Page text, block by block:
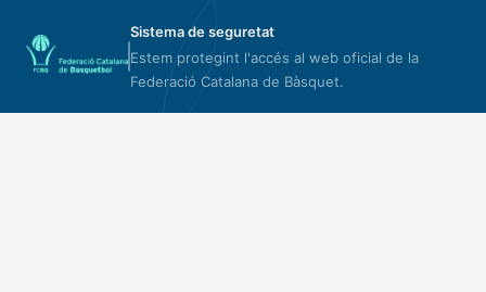
Sistema de seguretat
Estem protegint l'accés al web oficial de la
Federació Catalana de Bàsquet.